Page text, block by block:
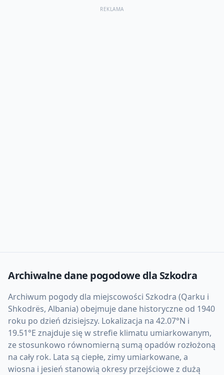
REKLAMA
Archiwalne dane pogodowe dla Szkodra
Archiwum pogody dla miejscowości Szkodra (Qarku i
Shkodrës, Albania) obejmuje dane historyczne od 1940
roku po dzień dzisiejszy. Lokalizacja na 42.07°N i
19.51°E znajduje się w strefie klimatu umiarkowanym,
ze stosunkowo równomierną sumą opadów rozłożoną
na cały rok. Lata są ciepłe, zimy umiarkowane, a
wiosna i jesień stanowią okresy przejściowe z dużą